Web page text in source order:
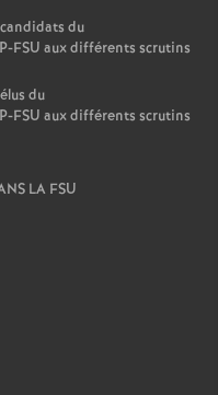
du
FSU aux différents scrutins
du
FSU aux différents scrutins
LA FSU